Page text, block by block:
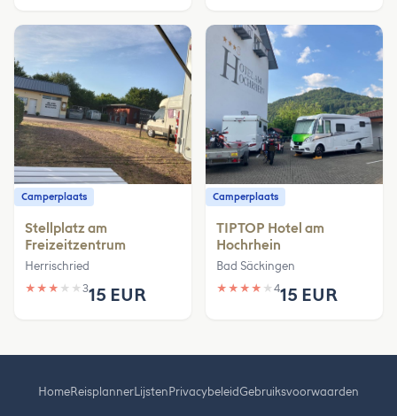
Camperplaats
Stellplatz am
Freizeitzentrum
Herrischried
★ ★ ★ ★ ★ 315 EUR
Camperplaats
TIPTOP Hotel am
Hochrhein
Bad Säckingen
★ ★ ★ ★ ★ 415 EUR
HomeReisplannerLijstenPrivacybeleidGebruiksvoorwaarden